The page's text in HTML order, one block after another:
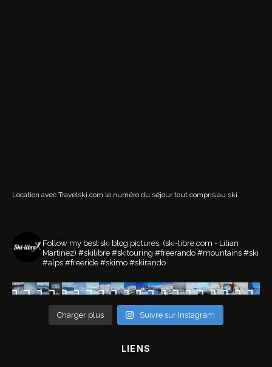
Location avec Travelski.com le numéro du séjour tout compris au ski.
Follow my best ski blog pictures. (ski-libre.com - Lilian
Martinez) #skilibre #skitouring #freerando #mountains #ski
#alps #freeride #skimo #skirando
Charger plus Suivre sur Instagram
LIENS